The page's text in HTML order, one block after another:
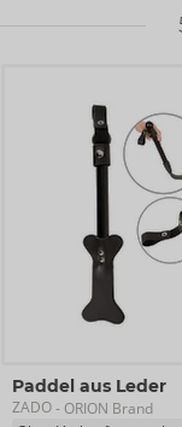
Paddel aus Leder
ZADO- ORION Brand